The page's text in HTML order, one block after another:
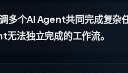
多个AI Agent共同完成复杂
法独立完成的工作流。